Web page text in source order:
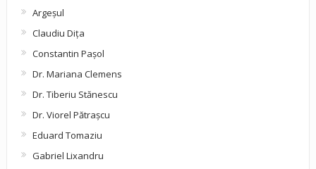
Argeşul
Claudiu Diţa
Constantin Pașol
Dr. Mariana Clemens
Dr. Tiberiu Stănescu
Dr. Viorel Pătraşcu
Eduard Tomaziu
Gabriel Lixandru